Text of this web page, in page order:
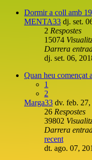
Dormir a coll amb
MENTA33 dj. set.
2 Respostes
15074
Darrera
dj. set. 06,
Quan heu començat
1
2
Marga33 dv. feb.
26 Respostes
39802
Darrera
recent
dt. ago. 07,